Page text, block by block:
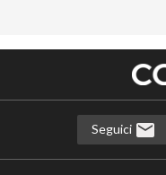
Seguici